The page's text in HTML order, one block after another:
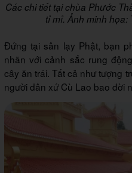
Các chi tiết tại chùa Phước
tỉ mỉ. Ảnh minh họa:
Đứng tại sân lạy Phật, bạn
nhãn với cảnh sắc rung
cây ăn trái. Tất cả như tượng
người dân xứ Cù Lao bao đời